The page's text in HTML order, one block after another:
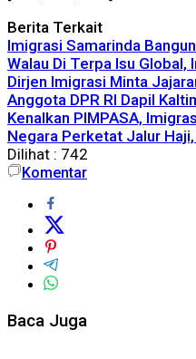
Berita Terkait
Imigrasi Samarinda
Walau Di Terpa Isu
Dirjen Imigrasi Minta
Anggota DPR RI Dapil
Kenalkan PIMPASA,
Negara Perketat Jalur
Dilihat : 742
Komentar
Baca Juga